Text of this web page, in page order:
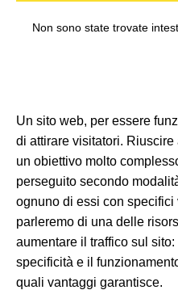
Non sono state trovate
Un sito web, per essere
di attirare visitatori. Riuscire
un obiettivo molto
perseguito secondo
ognuno di essi con specifici
parleremo di una delle
aumentare il traffico sul sito:
specificità e il
quali vantaggi garantisce.